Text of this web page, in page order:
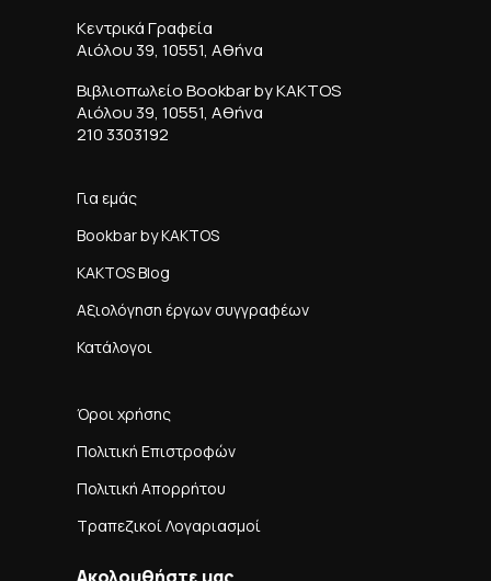
Κεντρικά Γραφεία
Αιόλου 39, 10551, Αθήνα
Βιβλιοπωλείο Bookbar by KAKTOS
Αιόλου 39, 10551, Αθήνα
210 3303192
Για εμάς
Bookbar by KAKTOS
KAKTOS Blog
Αξιολόγηση έργων συγγραφέων
Κατάλογοι
Όροι χρήσης
Πολιτική Επιστροφών
Πολιτική Απορρήτου
Τραπεζικοί Λογαριασμοί